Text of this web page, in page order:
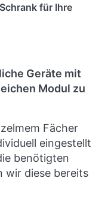
für Ihre
Geräte mit
Modul zu
Fächer
eingestellt
benötigten
wir diese bereits